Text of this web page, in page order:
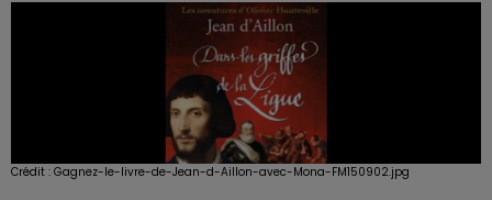
Crédit : Gagnez-le-livre-de-Jean-d-Aillon-avec-Mona-FM150902.jpg